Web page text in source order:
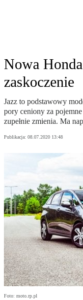
Nowa
zaskoczenie
Jazz to podstawowy
pory ceniony za
zupełnie zmienia. Ma
Publikacja: 08.07.2020 13:48
Foto: moto.rp.pl